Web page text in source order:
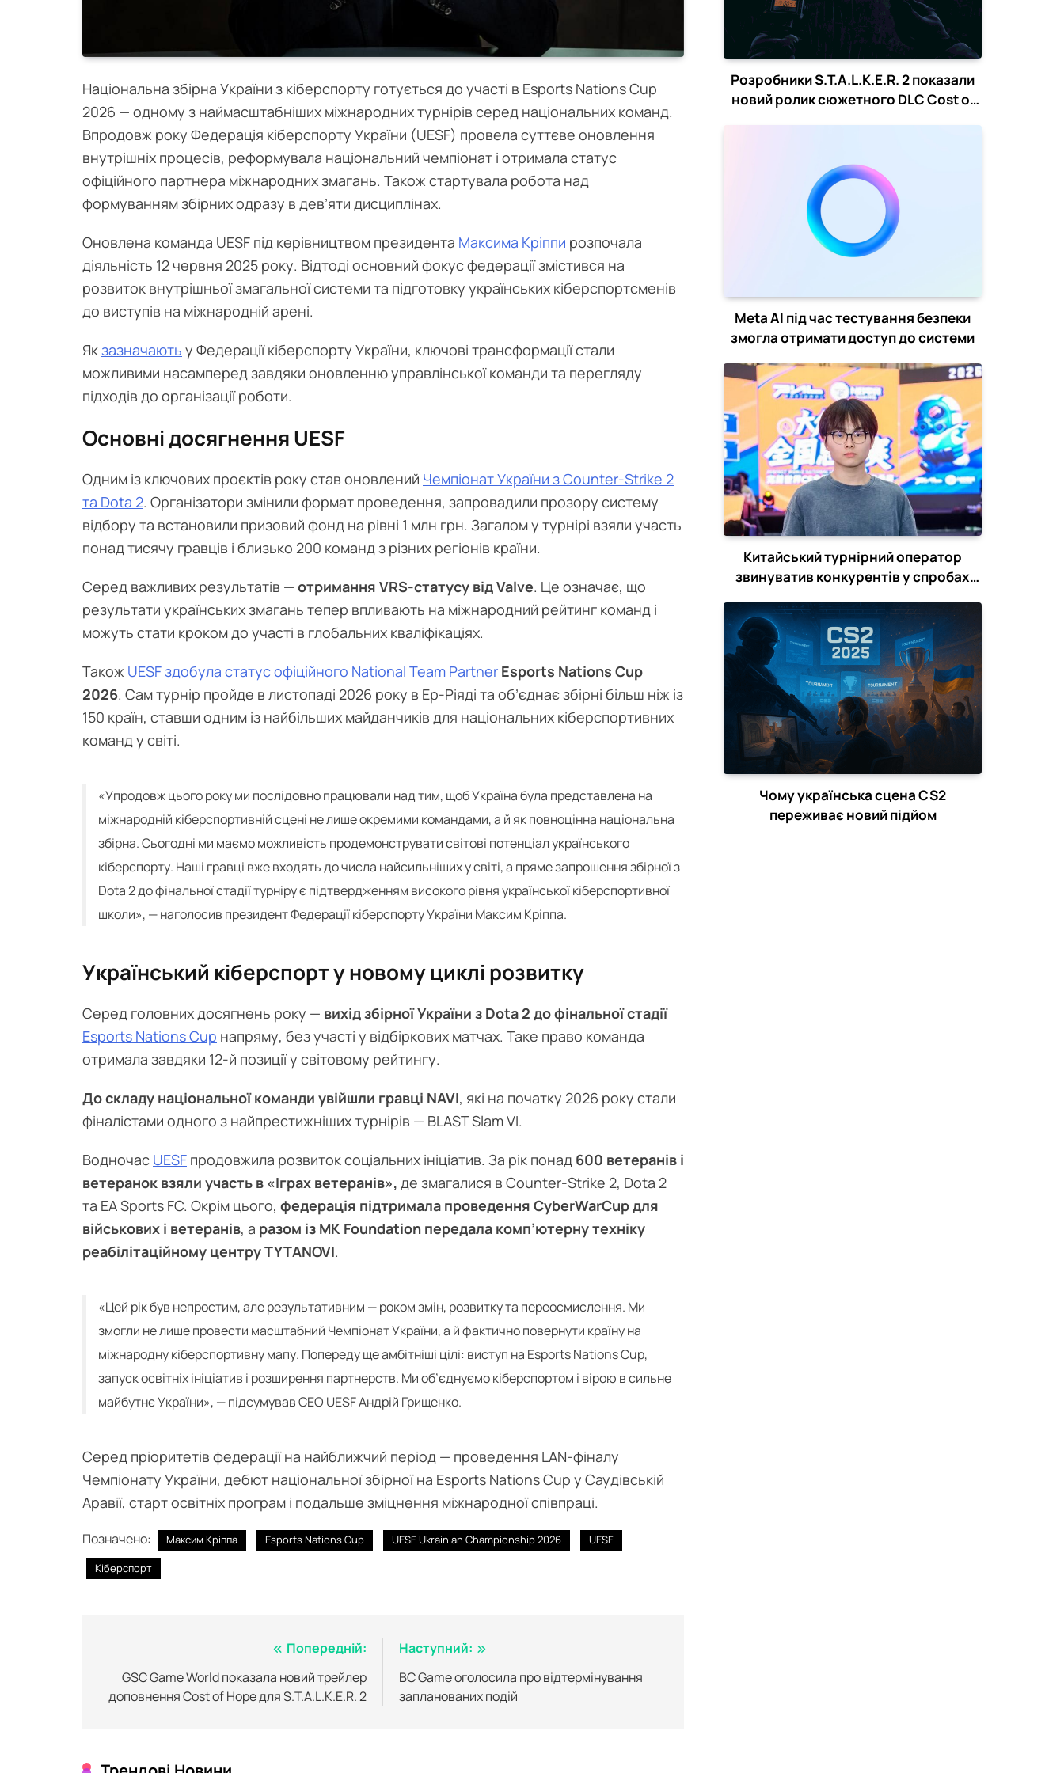
Національна збірна України з кіберспорту готується до участі в Esports Nations Cup
2026 — одному з наймасштабніших міжнародних турнірів серед національних команд.
Впродовж року Федерація кіберспорту України (UESF) провела суттєве оновлення
внутрішніх процесів, реформувала національний чемпіонат і отримала статус
офіційного партнера міжнародних змагань. Також стартувала робота над
формуванням збірних одразу в дев’яти дисциплінах.
Оновлена команда UESF під керівництвом президента Максима Кріппи розпочала
діяльність 12 червня 2025 року. Відтоді основний фокус федерації змістився на
розвиток внутрішньої змагальної системи та підготовку українських кіберспортсменів
до виступів на міжнародній арені.
Якзазначають у Федерації кіберспорту України, ключові трансформації стали
можливими насамперед завдяки оновленню управлінської команди та перегляду
підходів до організації роботи.
Основні досягнення UESF
Одним із ключових проєктів року став оновлений Чемпіонат України з Counter-Strike 2
та Dota 2. Організатори змінили формат проведення, запровадили прозору систему
відбору та встановили призовий фонд на рівні 1 млн грн. Загалом у турнірі взяли участь
понад тисячу гравців і близько 200 команд з різних регіонів країни.
Серед важливих результатів — отримання VRS-статусу від Valve. Це означає, що
результати українських змагань тепер впливають на міжнародний рейтинг команд і
можуть стати кроком до участі в глобальних кваліфікаціях.
Також UESF здобула статус офіційного National Team Partner Esports Nations Cup
2026. Сам турнір пройде в листопаді 2026 року в Ер-Ріяді та об’єднає збірні більш ніж із
150 країн, ставши одним із найбільших майданчиків для національних кіберспортивних
команд у світі.
«Упродовж цього року ми послідовно працювали над тим, щоб Україна була представлена на
міжнародній кіберспортивній сцені не лише окремими командами, а й як повноцінна національна
збірна. Сьогодні ми маємо можливість продемонструвати світові потенціал українського
кіберспорту. Наші гравці вже входять до числа найсильніших у світі, а пряме запрошення збірної з
Dota 2 до фінальної стадії турніру є підтвердженням високого рівня української кіберспортивної
школи», — наголосив президент Федерації кіберспорту України Максим Кріппа.
Український кіберспорт у новому циклі розвитку
Серед головних досягнень року — вихід збірної України з Dota 2 до фінальної стадії
Esports Nations Cup напряму, без участі у відбіркових матчах. Таке право команда
отримала завдяки 12-й позиції у світовому рейтингу.
До складу національної команди увійшли гравці NAVI, які на початку 2026 року стали
фіналістами одного з найпрестижніших турнірів — BLAST Slam VI.
Водночас UESF продовжила розвиток соціальних ініціатив. За рік понад 600 ветеранів і
ветеранок взяли участь в «Іграх ветеранів», де змагалися в Counter-Strike 2, Dota 2
та EA Sports FC. Окрім цього, федерація підтримала проведення CyberWarCup для
військових і ветеранів, а разом із MK Foundation передала комп’ютерну техніку
реабілітаційному центру TYTANOVI.
«Цей рік був непростим, але результативним — роком змін, розвитку та переосмислення. Ми
змогли не лише провести масштабний Чемпіонат України, а й фактично повернути країну на
міжнародну кіберспортивну мапу. Попереду ще амбітніші цілі: виступ на Esports Nations Cup,
запуск освітніх ініціатив і розширення партнерств. Ми об’єднуємо кіберспортом і вірою в сильне
майбутнє України», — підсумував CEO UESF Андрій Грищенко.
Серед пріоритетів федерації на найближчий період — проведення LAN-фіналу
Чемпіонату України, дебют національної збірної на Esports Nations Cup у Саудівській
Аравії, старт освітніх програм і подальше зміцнення міжнародної співпраці.
Позначено: Максим Кріппа Esports Nations Cup UESF Ukrainian Championship 2026
UESF
Кіберспорт
записів
Попередній:
GSC Game World показала новий трейлер
доповнення Cost of Hope для S.T.A.L.K.E.R. 2
Наступний:
BC Game оголосила про відтермінування
запланованих подій
Розробники S.T.A.L.K.E.R. 2 показали
новий ролик сюжетного DLC Cost of
Meta AI під час тестування безпеки
змогла отримати доступ до системи
Китайський турнірний оператор
звинуватив конкурентів у спробах
Чому українська сцена CS2
переживає новий підйом